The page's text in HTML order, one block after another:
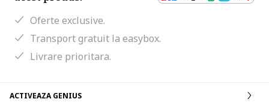
Oferte exclusive.
Transport gratuit la easybox.
Livrare prioritara.
ACTIVEAZA GENIUS